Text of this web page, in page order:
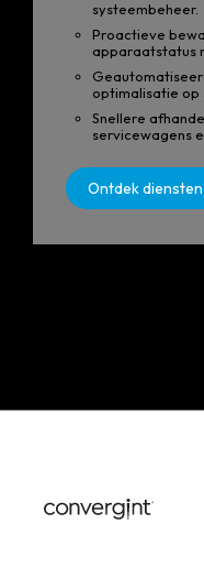
systeembeheer.
Proactieve
apparaatstatus
optimalisatie op
Snellere
servicewagens
Ontdek diensten